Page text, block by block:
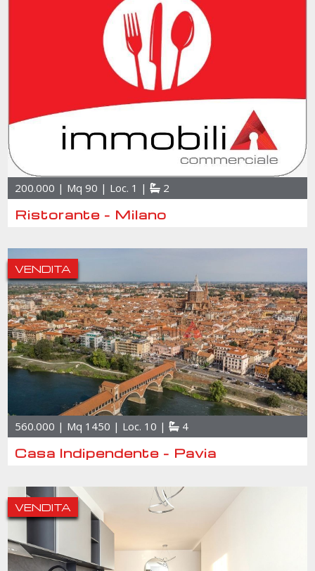
200.000 | Mq 90 | Loc. 1 | 2
Ristorante - Milano
VENDITA
560.000 | Mq 1450 | Loc. 10 | 4
Casa Indipendente - Pavia
VENDITA